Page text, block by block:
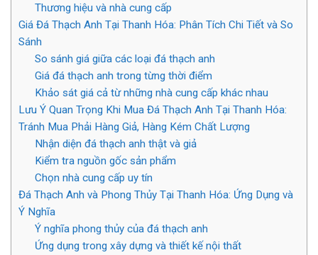
Thương hiệu và nhà cung cấp
Giá Đá Thạch Anh Tại Thanh Hóa: Phân Tích Chi Tiết và So
Sánh
So sánh giá giữa các loại đá thạch anh
Giá đá thạch anh trong từng thời điểm
Khảo sát giá cả từ những nhà cung cấp khác nhau
Lưu Ý Quan Trọng Khi Mua Đá Thạch Anh Tại Thanh Hóa:
Tránh Mua Phải Hàng Giả, Hàng Kém Chất Lượng
Nhận diện đá thạch anh thật và giả
Kiểm tra nguồn gốc sản phẩm
Chọn nhà cung cấp uy tín
Đá Thạch Anh và Phong Thủy Tại Thanh Hóa: Ứng Dụng và
Ý Nghĩa
Ý nghĩa phong thủy của đá thạch anh
Ứng dụng trong xây dựng và thiết kế nội thất